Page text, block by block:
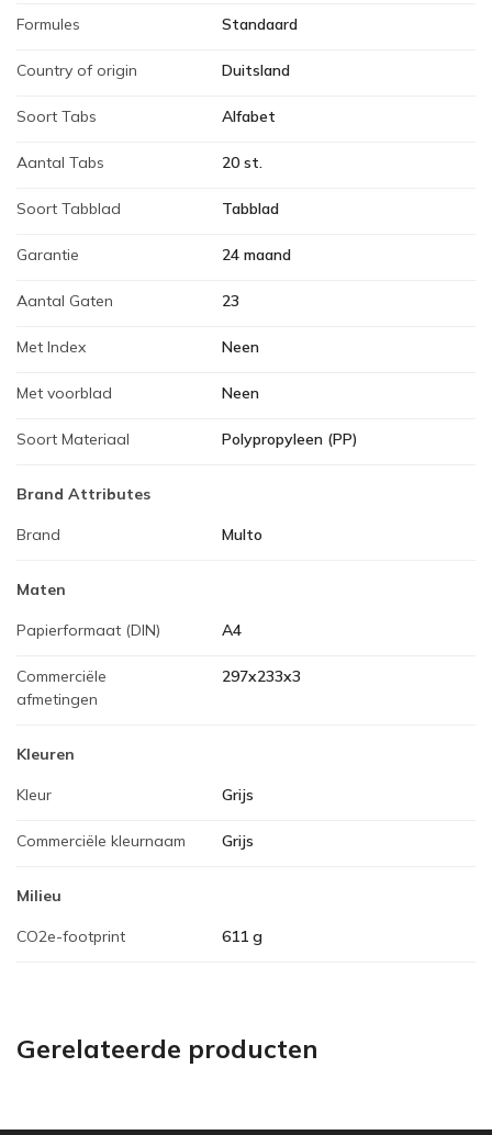
Formules Standaard
Country of origin Duitsland
Soort Tabs Alfabet
Aantal Tabs 20 st.
Soort Tabblad Tabblad
Garantie 24 maand
Aantal Gaten 23
Met Index Neen
Met voorblad Neen
Soort Materiaal Polypropyleen (PP)
Brand Attributes
Brand Multo
Maten
Papierformaat (DIN) A4
Commerciële
afmetingen
297x233x3
Kleuren
Kleur Grijs
Commerciële kleurnaam Grijs
Milieu
CO2e-footprint 611 g
Gerelateerde producten